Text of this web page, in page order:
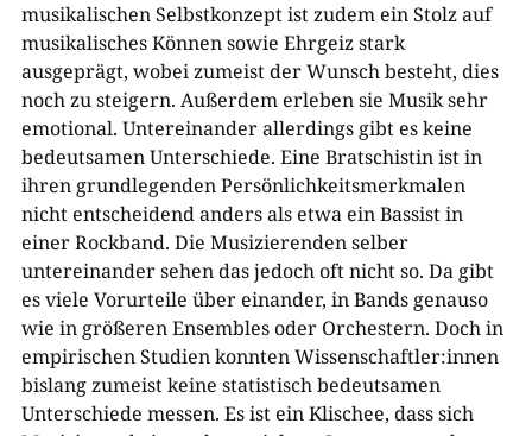
musikalischen Selbstkonzept ist zudem ein Stolz auf
musikalisches Können sowie Ehrgeiz stark
ausgeprägt, wobei zumeist der Wunsch besteht, dies
noch zu steigern. Außerdem erleben sie Musik sehr
emotional. Untereinander allerdings gibt es keine
bedeutsamen Unterschiede. Eine Bratschistin ist in
ihren grundlegenden Persönlichkeitsmerkmalen
nicht entscheidend anders als etwa ein Bassist in
einer Rockband. Die Musizierenden selber
untereinander sehen das jedoch oft nicht so. Da gibt
es viele Vorurteile über einander, in Bands genauso
wie in größeren Ensembles oder Orchestern. Doch in
empirischen Studien konnten Wissenschaftler:innen
bislang zumeist keine statistisch bedeutsamen
Unterschiede messen. Es ist ein Klischee, dass sich